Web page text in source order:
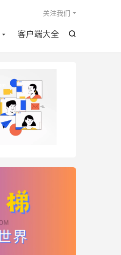

客户端大全
关注我们